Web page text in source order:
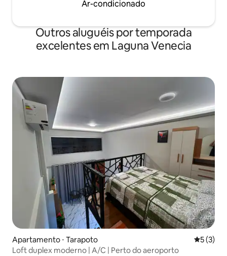
Ar-condicionado
Outros aluguéis por temporada
excelentes em Laguna Venecia
Apartamento ⋅ Tarapoto 5 de
5 (3)
Loft duplex moderno | A/C | Perto do aeroporto